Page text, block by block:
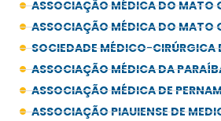
ASSOCIAÇÃO MÉDICA DO MATO
ASSOCIAÇÃO MÉDICA DO MATO
SOCIEDADE MÉDICO-CIRÚRGICA
ASSOCIAÇÃO MÉDICA DA
ASSOCIAÇÃO MÉDICA DE
ASSOCIAÇÃO PIAUIENSE DE